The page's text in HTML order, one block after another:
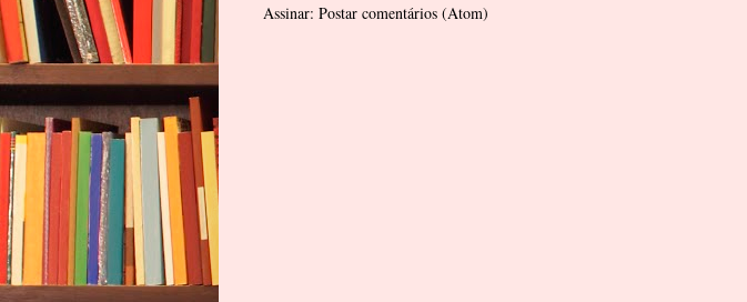
Assinar: Postar comentários (Atom)